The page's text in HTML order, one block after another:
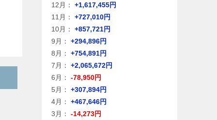
12月：
+1,617,455円
11月：
+727,010円
10月：
+857,721円
9月：
+294,896円
8月：
+754,891円
7月：
+2,065,672円
6月：
-78,950円
5月：
+307,894円
4月：
+467,646円
3月：
-14,273円